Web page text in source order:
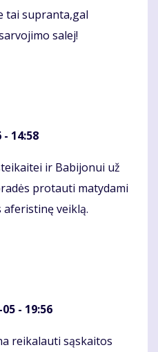
tai supranta,gal
salej!
- 14:58
ir Babijonui už
protauti matydami
aferistinę veiklą.
- 19:56
reikalauti sąskaitos